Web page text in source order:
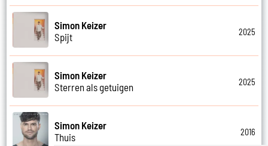
Simon Keizer
Spijt
2025
Simon Keizer
Sterren als getuigen
2025
Simon Keizer
Thuis
2016